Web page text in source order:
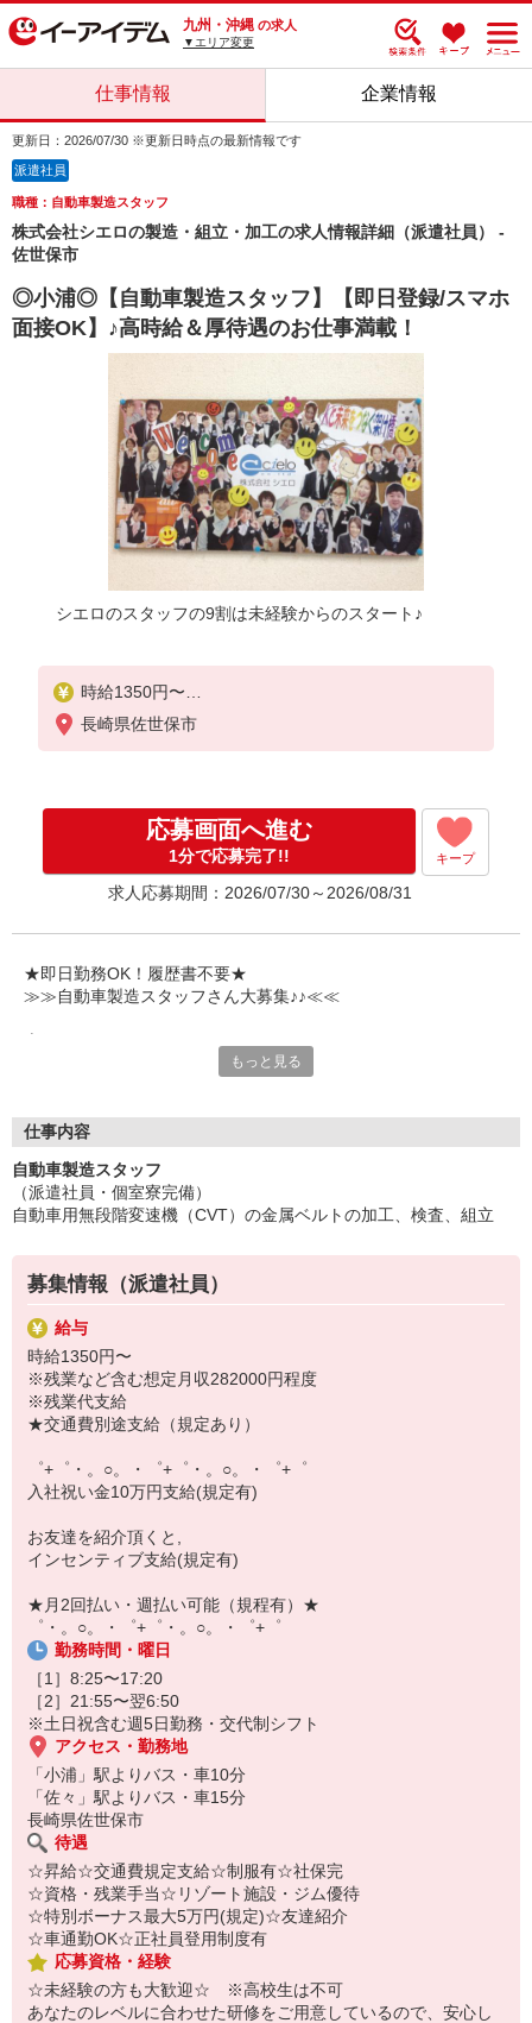
九州・沖縄 の求人
▼エリア変更
仕事情報 企業情報
更新日：2026/07/30 ※更新日時点の最新情報です
派遣社員
職種：自動車製造スタッフ
株式会社シエロの製造・組立・加工の求人情報詳細（派遣社員） -
佐世保市
◎小浦◎【自動車製造スタッフ】【即日登録/スマホ
面接OK】♪高時給＆厚待遇のお仕事満載！
シエロのスタッフの9割は未経験からのスタート♪
時給1350円〜
※残業など含む想定月収282000円程度
※残業代支給
゜+゜・。○。・゜+゜・。○。・゜+゜
入社祝い金10万円支給(規定有)
お友達を紹介頂くと,
インセンティブ支給(規定有)
★月2回払い・週払い可能（規程有）★
゜・。○。・゜+゜・。○。・゜+゜
長崎県佐世保市
応募画面へ進む
1分で応募完了!! キープ
求人応募期間：2026/07/30～2026/08/31
★即日勤務OK！履歴書不要★
≫≫自動車製造スタッフさん大募集♪♪≪≪
職場での不安や悩み事があれば
充実の福利厚生、各種施設利用の特典など、
お仕事以外も充実させたいあなたの味方です♪
【選べるお仕事いろいろ】
事務、経理、データ入力、コールセンター、受付
機械/食品製造・梱包・仕分け・加工・組立・検査
▼美容系
眉毛サロンのアイブロウ・ネイリスト・エステ
▼営業・販売
法人営業・アパレル販売・個別指導塾・人材紹介
短期・期間限定・オープニング・官公庁案件
上場/優良/大手企業など
【スマホ面接実施中】
￣￣￣￣￣￣￣￣￣
オンライン面談なのでスピード対応。
即日登録もOK♪
気になった方はお気軽にご相談ください！
もっと見る
仕事内容
自動車製造スタッフ
（派遣社員・個室寮完備）
自動車用無段階変速機（CVT）の金属ベルトの加工、検査、組立
募集情報（派遣社員）
給与
時給1350円〜
※残業など含む想定月収282000円程度
※残業代支給
★交通費別途支給（規定あり）
゜+゜・。○。・゜+゜・。○。・゜+゜
入社祝い金10万円支給(規定有)
お友達を紹介頂くと,
インセンティブ支給(規定有)
★月2回払い・週払い可能（規程有）★
゜・。○。・゜+゜・。○。・゜+゜
勤務時間・曜日
［1］8:25〜17:20
［2］21:55〜翌6:50
※土日祝含む週5日勤務・交代制シフト
アクセス・勤務地
「小浦」駅よりバス・車10分
「佐々」駅よりバス・車15分
長崎県佐世保市
待遇
☆昇給☆交通費規定支給☆制服有☆社保完
☆資格・残業手当☆リゾート施設・ジム優待
☆特別ボーナス最大5万円(規定)☆友達紹介
☆車通勤OK☆正社員登用制度有
応募資格・経験
☆未経験の方も大歓迎☆ ※高校生は不可
あなたのレベルに合わせた研修をご用意しているので、安心し